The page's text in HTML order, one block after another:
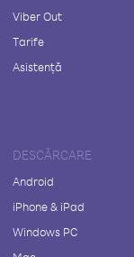
Viber Out
Tarife
Asistență
DESCĂRCARE
Android
iPhone & iPad
Windows PC